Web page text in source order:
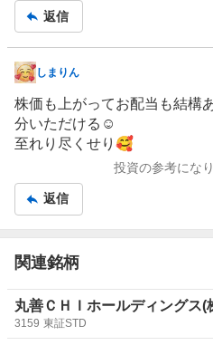
返信
掲
示
板
記
しまりん
株価も上がってお配当も結構
分いただける☺️
至れり尽くせり🥰
投資の参考にな
返信
関連銘柄
丸善ＣＨＩホールディングス(
3159 東証STD